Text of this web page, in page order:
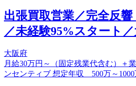
出張買取営業／完全反
／未経験95%スタート
大阪府
月給30万円～（固定残業代含む）＋
ンセンティブ 想定年収 500万～1000